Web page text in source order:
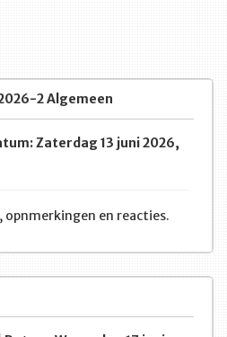
2 Algemeen
Zaterdag 13 juni 2026,
opnmerkingen en reacties.